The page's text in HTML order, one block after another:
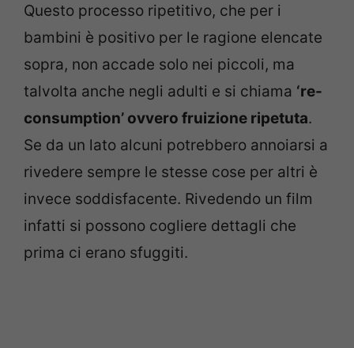
Questo processo ripetitivo, che per i
bambini è positivo per le ragione elencate
sopra, non accade solo nei piccoli, ma
talvolta anche negli adulti e si chiama ‘re-
consumption’ ovvero fruizione ripetuta.
Se da un lato alcuni potrebbero annoiarsi a
rivedere sempre le stesse cose per altri è
invece soddisfacente. Rivedendo un film
infatti si possono cogliere dettagli che
prima ci erano sfuggiti.